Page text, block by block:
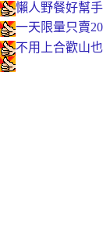
懶人野餐好幫
一天限量只賣
不用上合歡山